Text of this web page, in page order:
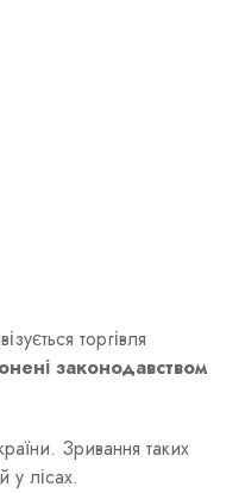
торгівля
законодавством
Зривання таких
у лісах.